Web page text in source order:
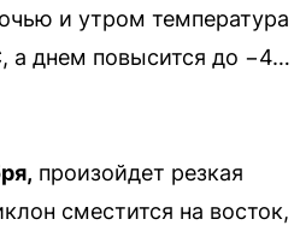
и утром температура
а днем повысится до −4…
произойдет резкая
сместится на восток,